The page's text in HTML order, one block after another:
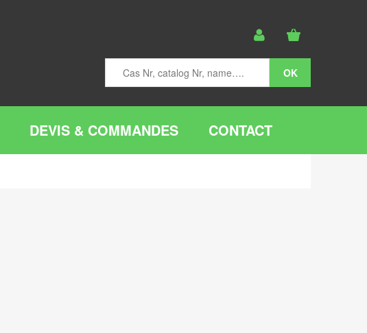
DEVIS & COMMANDES CONTACT